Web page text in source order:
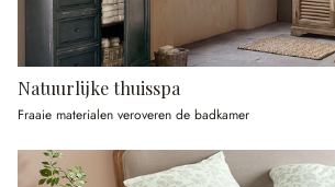
Natuurlijke thuisspa
Fraaie materialen veroveren de badkamer